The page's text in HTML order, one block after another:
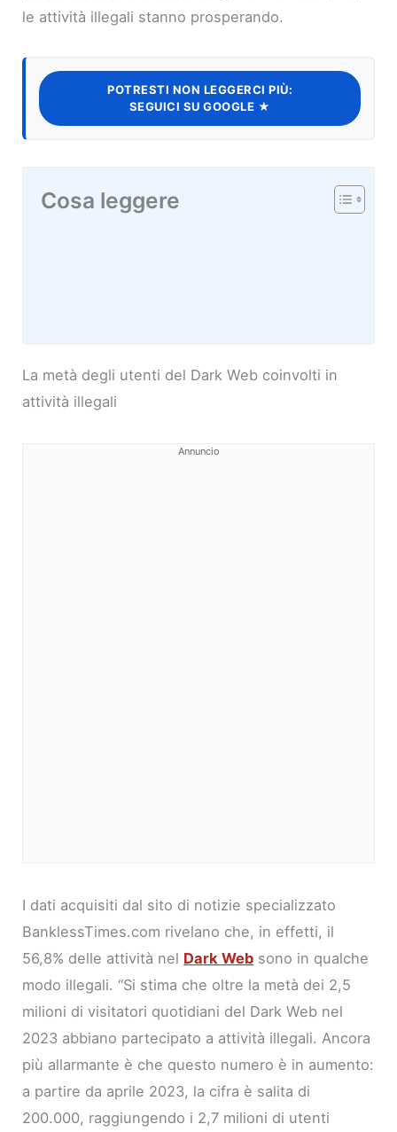
le attività illegali stanno prosperando.
POTRESTI NON LEGGERCI PIÙ:
SEGUICI SU GOOGLE ★
Cosa leggere
La metà degli utenti del Dark Web coinvolti in
attività illegali
Annuncio
I dati acquisiti dal sito di notizie specializzato
BanklessTimes.com rivelano che, in effetti, il
56,8% delle attività nel Dark Web sono in qualche
modo illegali. “Si stima che oltre la metà dei 2,5
milioni di visitatori quotidiani del Dark Web nel
2023 abbiano partecipato a attività illegali. Ancora
più allarmante è che questo numero è in aumento:
a partire da aprile 2023, la cifra è salita di
200.000, raggiungendo i 2,7 milioni di utenti